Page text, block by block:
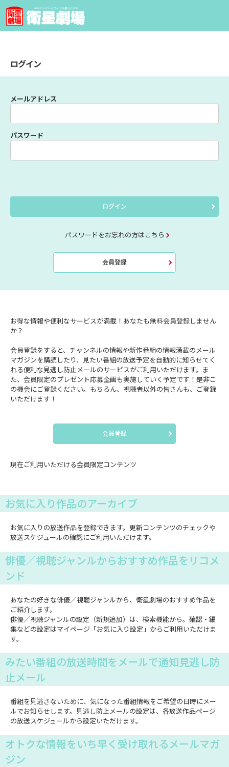
ログイン
メールアドレス
パスワード
ログイン
パスワードをお忘れの方はこちら
会員登録
お得な情報や便利なサービスが満載！あなたも無料会員登録しません
か？
会員登録をすると、チャンネルの情報や新作番組の情報満載のメール
マガジンを購読したり、見たい番組の放送予定を自動的に知らせてく
れる便利な見逃し防止メールのサービスがご利用いただけます。ま
た、会員限定のプレゼント応募企画も実施していく予定です！是非こ
の機会にご登録ください。もちろん、視聴者以外の皆さんも、ご登録
いただけます！
会員登録
現在ご利用いただける会員限定コンテンツ
お気に入り作品のアーカイブ
お気に入りの放送作品を登録できます。更新コンテンツのチェックや
放送スケジュールの確認にご利用いただけます。
俳優／視聴ジャンルからおすすめ作品をリコメ
ンド
あなたの好きな俳優／視聴ジャンルから、衛星劇場のおすすめ作品を
ご紹介します。
俳優／視聴ジャンルの設定（新規追加）は、検索機能から。確認・編
集などの設定はマイページ「お気に入り設定」からご利用いただけま
す。
みたい番組の放送時間をメールで通知見逃し防
止メール
番組を見逃さないために、気になった番組情報をご希望の日時にメー
ルでお知らせします。見逃し防止メールの設定は、各放送作品ページ
の放送スケジュールから設定いただけます。
オトクな情報をいち早く受け取れるメールマガ
ジン